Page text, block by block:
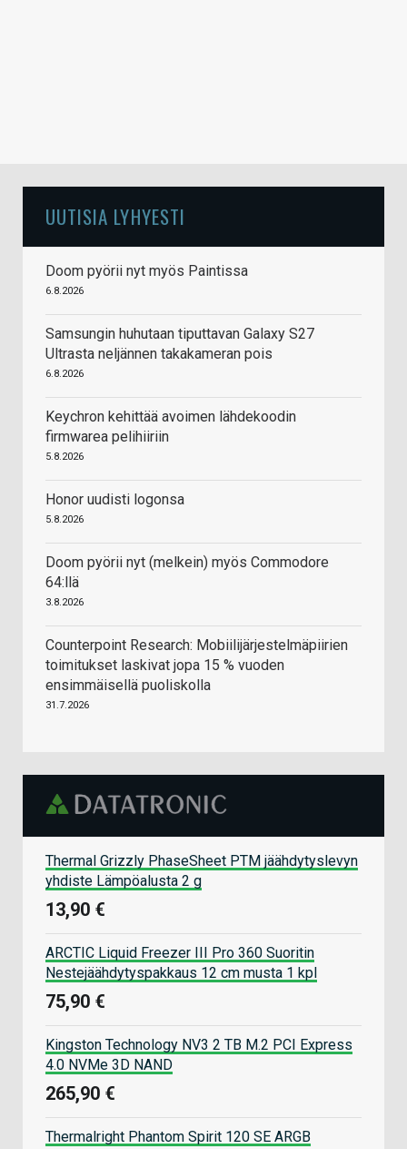
UUTISIA LYHYESTI
Doom pyörii nyt myös Paintissa
6.8.2026
Samsungin huhutaan tiputtavan Galaxy S27
Ultrasta neljännen takakameran pois
6.8.2026
Keychron kehittää avoimen lähdekoodin
firmwarea pelihiiriin
5.8.2026
Honor uudisti logonsa
5.8.2026
Doom pyörii nyt (melkein) myös Commodore
64:llä
3.8.2026
Counterpoint Research: Mobiilijärjestelmäpiirien
toimitukset laskivat jopa 15 % vuoden
ensimmäisellä puoliskolla
31.7.2026
Thermal Grizzly PhaseSheet PTM jäähdytyslevyn
yhdiste Lämpöalusta 2 g
13,90 €
ARCTIC Liquid Freezer III Pro 360 Suoritin
Nestejäähdytyspakkaus 12 cm musta 1 kpl
75,90 €
Kingston Technology NV3 2 TB M.2 PCI Express
4.0 NVMe 3D NAND
265,90 €
Thermalright Phantom Spirit 120 SE ARGB